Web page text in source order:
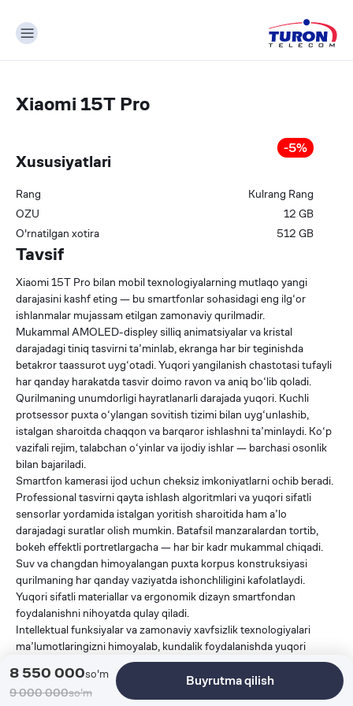
Xiaomi 15T Pro
-5%
Xususiyatlari
Rang Kulrang Rang
OZU
12 GB
О'rnatilgan xotira
512 GB
8 550 000so'm
9 000 000so'm
Buyrutma qilish
Tavsif
Xiaomi 15T Pro bilan mobil texnologiyalarning mutlaqo yangi
darajasini kashf eting — bu smartfonlar sohasidagi eng ilg‘or
ishlanmalar mujassam etilgan zamonaviy qurilmadir.
Mukammal AMOLED-displey silliq animatsiyalar va kristal
darajadagi tiniq tasvirni ta’minlab, ekranga har bir teginishda
betakror taassurot uyg‘otadi. Yuqori yangilanish chastotasi tufayli
har qanday harakatda tasvir doimo ravon va aniq bo‘lib qoladi.
Qurilmaning unumdorligi hayratlanarli darajada yuqori. Kuchli
protsessor puxta o‘ylangan sovitish tizimi bilan uyg‘unlashib,
istalgan sharoitda chaqqon va barqaror ishlashni ta’minlaydi. Ko‘p
vazifali rejim, talabchan o‘yinlar va ijodiy ishlar — barchasi osonlik
bilan bajariladi.
Smartfon kamerasi ijod uchun cheksiz imkoniyatlarni ochib beradi.
Professional tasvirni qayta ishlash algoritmlari va yuqori sifatli
sensorlar yordamida istalgan yoritish sharoitida ham a’lo
darajadagi suratlar olish mumkin. Batafsil manzaralardan tortib,
bokeh effektli portretlargacha — har bir kadr mukammal chiqadi.
Suv va changdan himoyalangan puxta korpus konstruksiyasi
qurilmaning har qanday vaziyatda ishonchliligini kafolatlaydi.
Yuqori sifatli materiallar va ergonomik dizayn smartfondan
foydalanishni nihoyatda qulay qiladi.
Intellektual funksiyalar va zamonaviy xavfsizlik texnologiyalari
ma’lumotlaringizni himoyalab, kundalik foydalanishda yuqori
qulaylikni ta’minlaydi. Xiaomi 15T Pro — nafis va amaliy qurilmada
jamlangan ilg‘or texnologiyalar timsoli bo‘lib, kundalik hayotingizda
ishonchli hamrohingizga aylanadi.